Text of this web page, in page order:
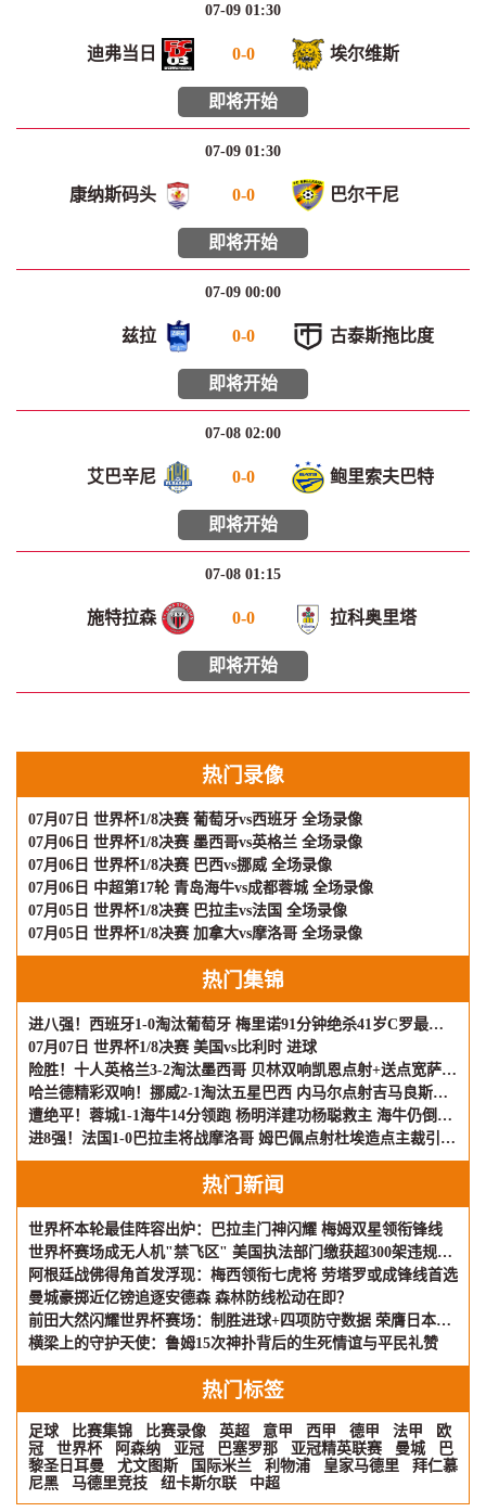
07-09 01:30
迪弗当日 0-0 埃尔维斯
即将开始
07-09 01:30
康纳斯码头 0-0 巴尔干尼
即将开始
07-09 00:00
兹拉 0-0 古泰斯拖比度
即将开始
07-08 02:00
艾巴辛尼 0-0 鲍里索夫巴特
即将开始
07-08 01:15
施特拉森 0-0 拉科奥里塔
即将开始
热门录像
07月07日 世界杯1/8决赛 葡萄牙vs西班牙 全场录像
07月06日 世界杯1/8决赛 墨西哥vs英格兰 全场录像
07月06日 世界杯1/8决赛 巴西vs挪威 全场录像
07月06日 中超第17轮 青岛海牛vs成都蓉城 全场录像
07月05日 世界杯1/8决赛 巴拉圭vs法国 全场录像
07月05日 世界杯1/8决赛 加拿大vs摩洛哥 全场录像
热门集锦
进八强！西班牙1-0淘汰葡萄牙 梅里诺91分钟绝杀41岁C罗最后一舞
07月07日 世界杯1/8决赛 美国vs比利时 进球
险胜！十人英格兰3-2淘汰墨西哥 贝林双响凯恩点射+送点宽萨直红
哈兰德精彩双响！挪威2-1淘汰五星巴西 内马尔点射吉马良斯失点
遭绝平！蓉城1-1海牛14分领跑 杨明洋建功杨聪救主 海牛仍倒数第3
进8强！法国1-0巴拉圭将战摩洛哥 姆巴佩点射杜埃造点主裁引争议
热门新闻
世界杯本轮最佳阵容出炉：巴拉圭门神闪耀 梅姆双星领衔锋线
世界杯赛场成无人机"禁飞区" 美国执法部门缴获超300架违规飞行器
阿根廷战佛得角首发浮现：梅西领衔七虎将 劳塔罗或成锋线首选
曼城豪掷近亿镑追逐安德森 森林防线松动在即？
前田大然闪耀世界杯赛场：制胜进球+四项防守数据 荣膺日本队评分王
横梁上的守护天使：鲁姆15次神扑背后的生死情谊与平民礼赞
热门标签
足球 比赛集锦 比赛录像 英超 意甲 西甲 德甲 法甲
欧
冠
世界杯 阿森纳 亚冠 巴塞罗那 亚冠精英联赛 曼城
巴
黎圣日耳曼
尤文图斯 国际米兰 利物浦 皇家马德里
拜仁慕
尼黑
马德里竞技 纽卡斯尔联 中超